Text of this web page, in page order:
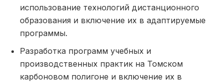
использование технологий дистанционного
образования и включение их в адаптируемые
программы.
Разработка программ учебных и
производственных практик на Томском
карбоновом полигоне и включение их в